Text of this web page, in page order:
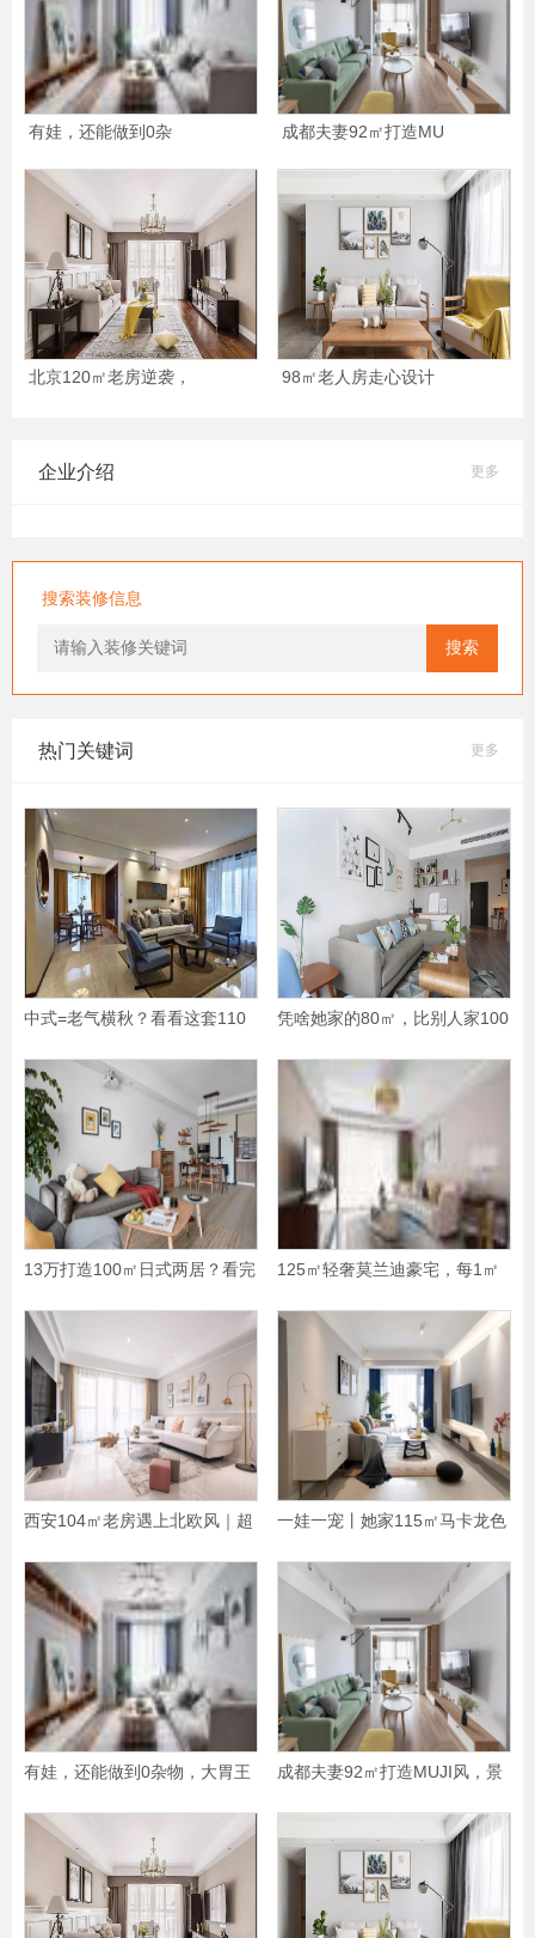
有娃，还能做到0杂 成都夫妻92㎡打造MU
北京120㎡老房逆袭， 98㎡老人房走心设计
企业介绍 更多
搜索装修信息
搜索
热门关键词 更多
中式=老气横秋？看看这套110
凭啥她家的80㎡，比别人家100
13万打造100㎡日式两居？看完
125㎡轻奢莫兰迪豪宅，每1㎡
西安104㎡老房遇上北欧风｜超
一娃一宠丨她家115㎡马卡龙色
有娃，还能做到0杂物，大胃王
成都夫妻92㎡打造MUJI风，景